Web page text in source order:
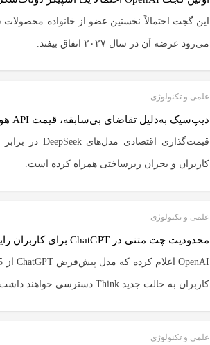
می‌رود عرضه آن در سال ۲۰۲۷ اتفاق بیفتد.
علمی و تکنولوژی
دیپ‌سیک به‌دلیل تقاضای بی‌سابقه، قیمت API هوش مصنوعی خود را افزایش می‌دهد
کاربران و بحران زیرساختی همراه کرده است.
علمی و تکنولوژی
محدودیت چت متنی در ChatGPT برای کاربران رایگان حذف شد
کاربران به حالت جدید Think دسترسی خواهند داشت.
علمی و تکنولوژی